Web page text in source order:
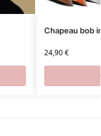
Chapeau bob
24,90€